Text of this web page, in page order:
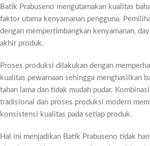
Batik Prabuseno mengutamakan kualitas
faktor utama kenyamanan pengguna.
dengan mempertimbangkan kenyamanan,
akhir produk.
Proses produksi dilakukan dengan
kualitas pewarnaan sehingga menghasilkan
tahan lama dan tidak mudah pudar.
tradisional dan proses produksi modern
konsistensi kualitas pada setiap produk.
Hal ini menjadikan Batik Prabuseno tidak